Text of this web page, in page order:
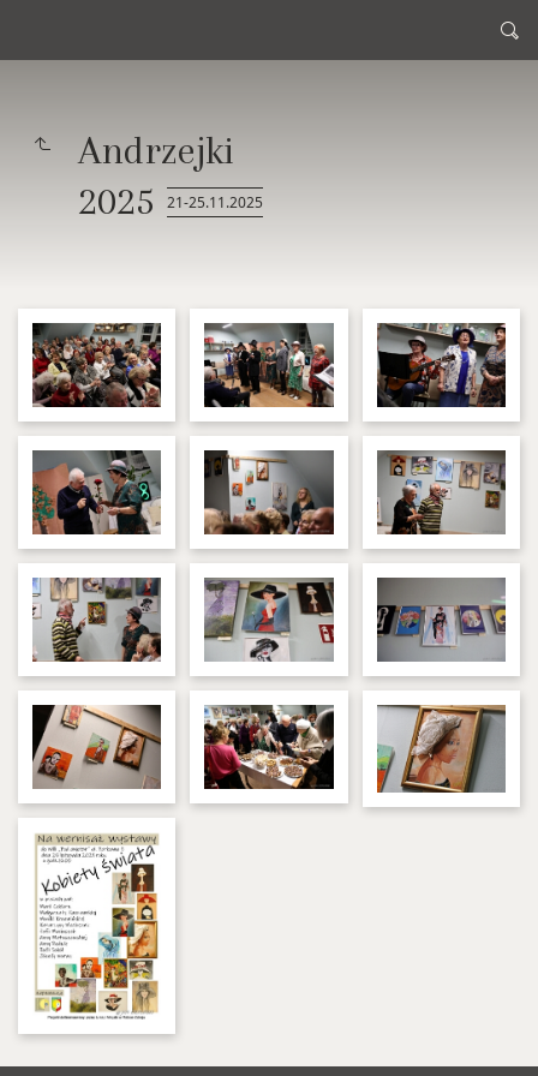
Andrzejki
2025
21-25.11.2025